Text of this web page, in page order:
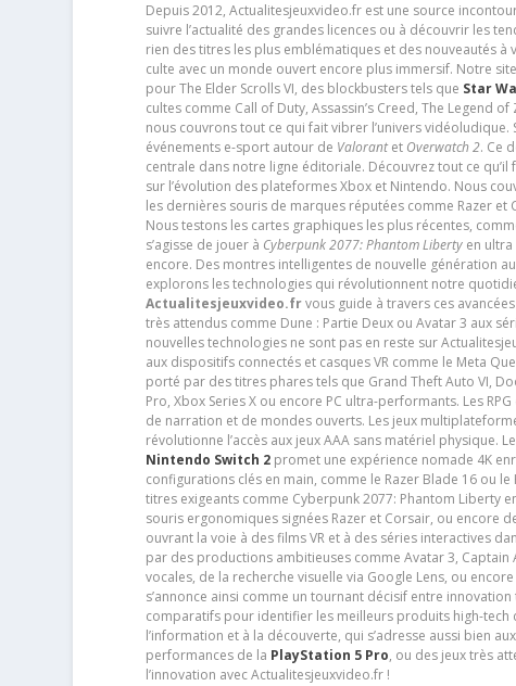
Depuis 2012, Actualitesjeuxvideo.fr est une source
suivre l’actualité des grandes licences ou à découvrir les
rien des titres les plus emblématiques et des nouveautés
culte avec un monde ouvert encore plus immersif. Notre
pour The Elder Scrolls VI, des blockbusters tels que Star
cultes comme Call of Duty, Assassin’s Creed, The Legend
nous couvrons tout ce qui fait vibrer l’univers
événements e-sport autour de Valorantet Overwatch 2. Ce
centrale dans notre ligne éditoriale. Découvrez tout ce
sur l’évolution des plateformes Xbox et Nintendo. Nous
les dernières souris de marques réputées comme Razer
Nous testons les cartes graphiques les plus récentes,
s’agisse de jouer à Cyberpunk 2077: Phantom Libertyen ultra
encore. Des montres intelligentes de nouvelle génération
explorons les technologies qui révolutionnent notre
Actualitesjeuxvideo.frvous guide à travers ces
très attendus comme Dune : Partie Deux ou Avatar 3 aux
nouvelles technologies ne sont pas en reste sur
aux dispositifs connectés et casques VR comme le Meta
porté par des titres phares tels que Grand Theft Auto VI,
Pro, Xbox Series X ou encore PC ultra-performants. Les
de narration et de mondes ouverts. Les jeux
révolutionne l’accès aux jeux AAA sans matériel physique.
Nintendo Switch 2promet une expérience nomade 4K
configurations clés en main, comme le Razer Blade 16 ou
titres exigeants comme Cyberpunk 2077: Phantom Liberty
souris ergonomiques signées Razer et Corsair, ou encore
ouvrant la voie à des films VR et à des séries interactives
par des productions ambitieuses comme Avatar 3, Captain
vocales, de la recherche visuelle via Google Lens, ou
s’annonce ainsi comme un tournant décisif entre
comparatifs pour identifier les meilleurs produits high-tech
l’information et à la découverte, qui s’adresse aussi bien
performances de la PlayStation 5 Pro, ou des jeux très
l’innovation avec Actualitesjeuxvideo.fr !